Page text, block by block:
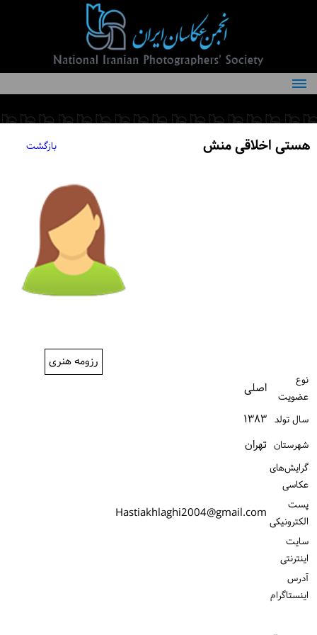
درباره انجمن
کمیته‌های انجمن
اعضاء انجمنهستی اخلاقی منش بازگشت
رزومه هنری
نوع
عضویت
اصلی
سال تولد ۱۳۸۳
شهرستان تهران
گرایش‌های
عکاسی
پست
الكترونیكی Hastiakhlaghi2004@gmail.com
سایت
اینترنتی
آدرس
اینستاگرام